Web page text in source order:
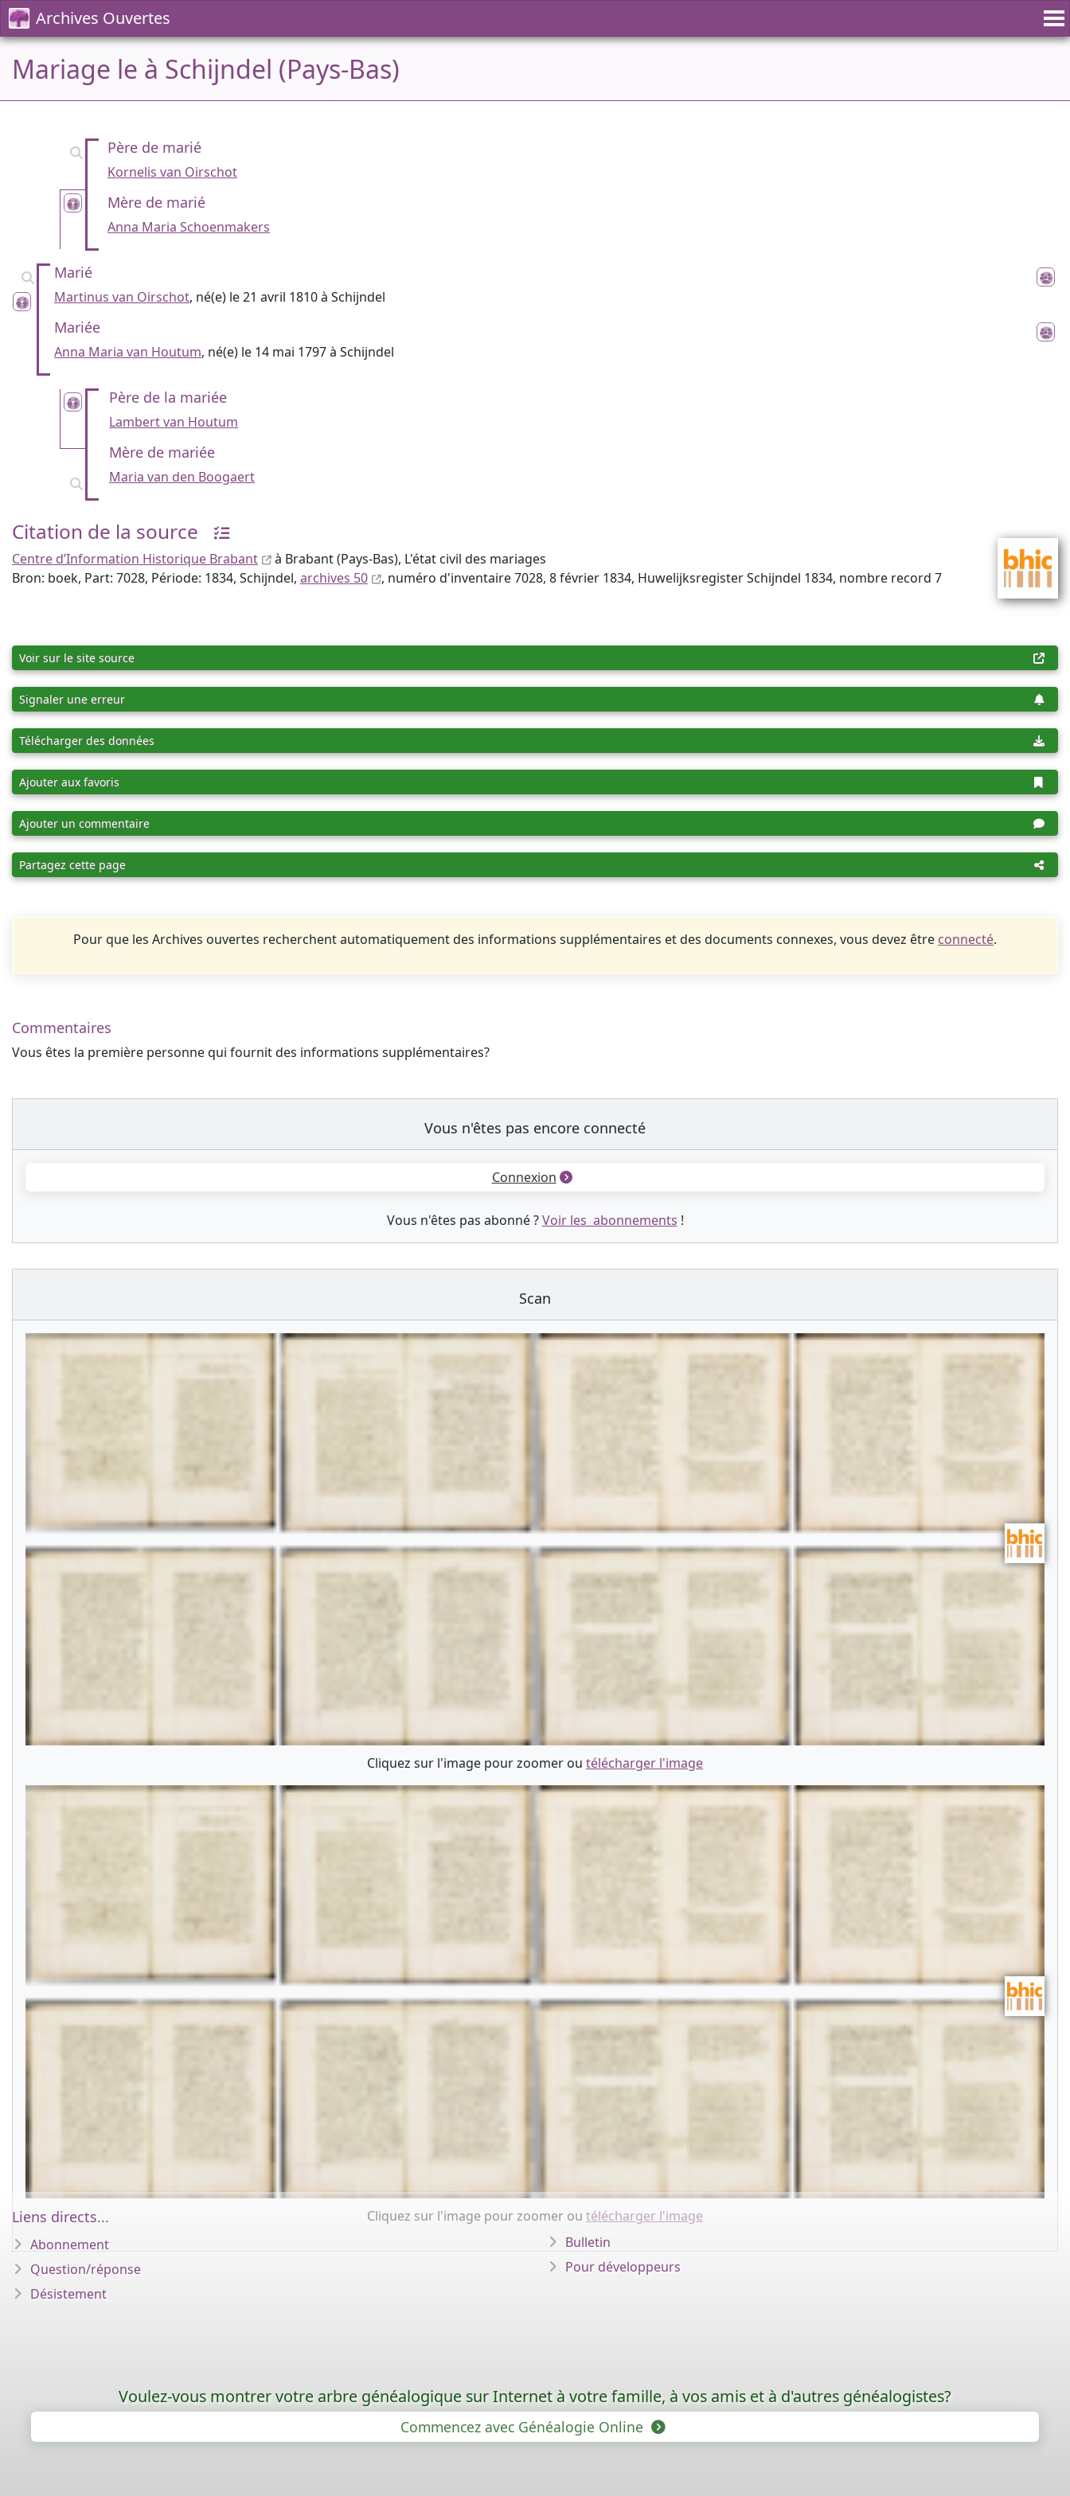
Archives Ouvertes
Mariage le à Schijndel (Pays-Bas)
Père de marié
Kornelis van Oirschot
Mère de marié
Anna Maria Schoenmakers
Marié
Martinus van Oirschot, né(e) le 21 avril 1810 à Schijndel
Mariée
Anna Maria van Houtum, né(e) le 14 mai 1797 à Schijndel
Père de la mariée
Lambert van Houtum
Mère de mariée
Maria van den Boogaert
Citation de la source
Centre d’Information Historique Brabant
à Brabant (Pays-Bas), L'état civil des mariages
Bron: boek, Part: 7028, Période: 1834, Schijndel, archives 50 , numéro d'inventaire 7028, 8 février 1834, Huwelijksregister Schijndel 1834, nombre record 7
Voir sur le site source
Signaler une erreur
Télécharger des données
Ajouter aux favoris
Ajouter un commentaire
Partagez cette page
Pour que les Archives ouvertes recherchent automatiquement des informations supplémentaires et des documents connexes, vous devez être connecté.
Commentaires
Vous êtes la première personne qui fournit des informations supplémentaires?
Vous n'êtes pas encore connecté
Connexion
Vous n'êtes pas abonné ?Voir les abonnements !
Scan
Cliquez sur l'image pour zoomer ou télécharger l'image
Cliquez sur l'image pour zoomer ou télécharger l'image
Liens directs...
Abonnement
Question/réponse
Désistement
Bulletin
Pour développeurs
Voulez-vous montrer votre arbre généalogique sur Internet à votre famille, à vos amis et à d'autres généalogistes?
Commencez avec Généalogie Online